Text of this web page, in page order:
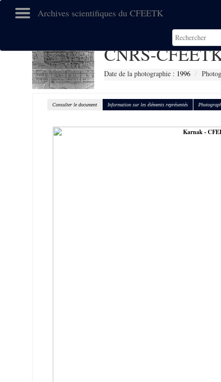
Archives scientifiques du CFEETK
CNRS-
Date de la photographie : 1996
Consulter le document Information sur les éléments représentés